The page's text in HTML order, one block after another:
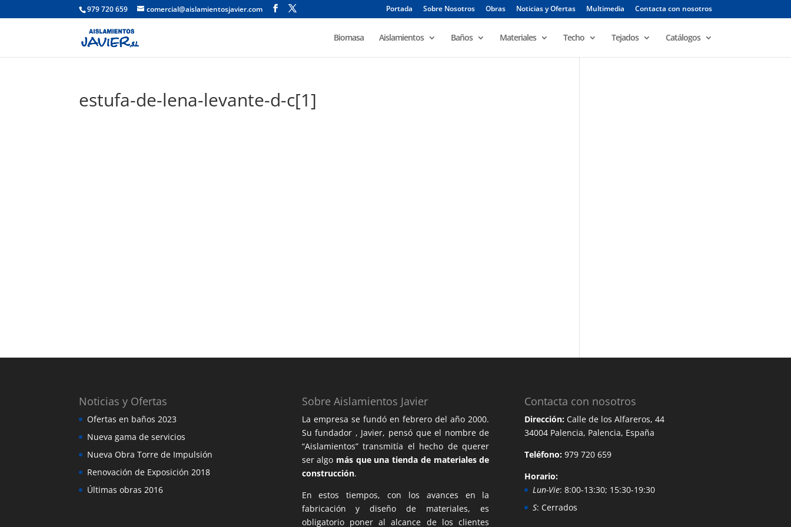
979 720 659 comercial@aislamientosjavier.com Portada Sobre Nosotros Obras Noticias y Ofertas Multimedia Contacta con nosotros
Biomasa Aislamientos Baños Materiales Techo Tejados Catálogos
estufa-de-lena-levante-d-c[1]
Noticias y Ofertas
Ofertas en baños 2023
Nueva gama de servicios
Nueva Obra Torre de Impulsión
Renovación de Exposición 2018
Últimas obras 2016
Sobre Aislamientos Javier
La empresa se fundó en febrero del año 2000.
Su fundador , Javier, pensó que el nombre de
“Aislamientos” transmitía el hecho de querer
ser algo más que una tienda de materiales de
construcción.
En estos tiempos, con los avances en la
fabricación y diseño de materiales, es
obligatorio poner al alcance de los clientes
Contacta con nosotros
Dirección:Calle de los Alfareros, 44
34004 Palencia, Palencia, España
Teléfono:979 720 659
Horario:
Lun-Vie: 8:00-13:30; 15:30-19:30
S: Cerrados